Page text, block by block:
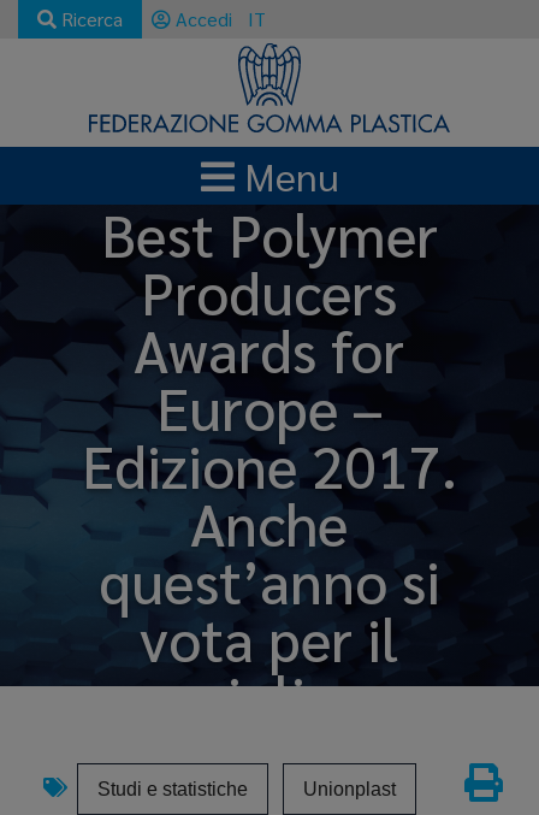
Ricerca Accedi IT
Menu
Best Polymer
Producers
Awards for
Europe –
Edizione 2017.
Anche
quest’anno si
vota per il
miglior
produttore
Apr 19, 2017
Studi e statistiche Unionplast